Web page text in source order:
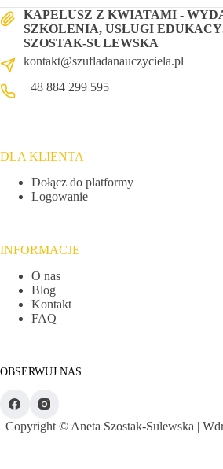
KAPELUSZ Z KWIATAMI -
SZKOLENIA, USŁUGI
SZOSTAK-SULEWSKA
kontakt@szufladanauczyciela.pl
+48 884 299 595
DLA KLIENTA
Dołącz do platformy
Logowanie
INFORMACJE
O nas
Blog
Kontakt
FAQ
OBSERWUJ NAS
Copyright © Aneta Szostak-Sulewska |